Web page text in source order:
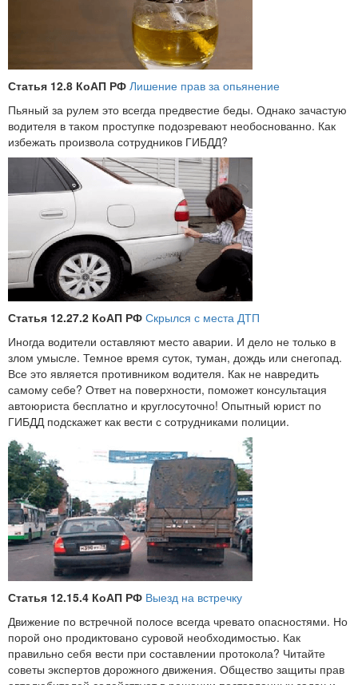
Статья 12.8 КоАП РФ Лишение прав за опьянение
Пьяный за рулем это всегда предвестие беды. Однако зачастую
водителя в таком проступке подозревают необоснованно. Как
избежать произвола сотрудников ГИБДД?
Статья 12.27.2 КоАП РФ Скрылся с места ДТП
Иногда водители оставляют место аварии. И дело не только в
злом умысле. Темное время суток, туман, дождь или снегопад.
Все это является противником водителя. Как не навредить
самому себе? Ответ на поверхности, поможет консультация
автоюриста бесплатно и круглосуточно! Опытный юрист по
ГИБДД подскажет как вести с сотрудниками полиции.
Статья 12.15.4 КоАП РФ Выезд на встречку
Движение по встречной полосе всегда чревато опасностями. Но
порой оно продиктовано суровой необходимостью. Как
правильно себя вести при составлении протокола? Читайте
советы экспертов дорожного движения. Общество защиты прав